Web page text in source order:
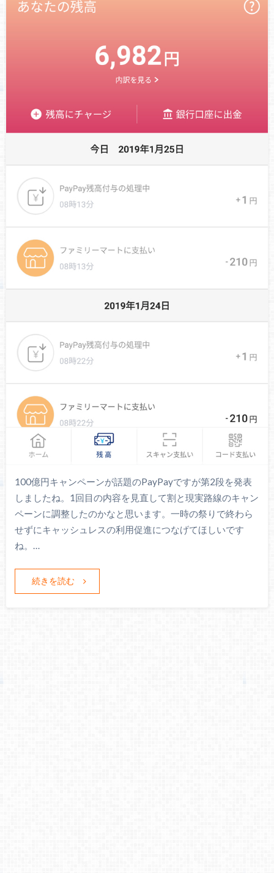
100億円キャンペーンが話題のPayPayですが第2段を発表
しましたね。1回目の内容を見直して割と現実路線のキャン
ペーンに調整したのかなと思います。一時の祭りで終わら
せずにキャッシュレスの利用促進につなげてほしいです
ね。…
続きを読む